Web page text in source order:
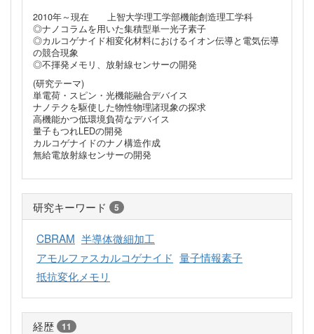
2010年～現在 上智大学理工学部機能創造理工学科
◎ナノコラムを用いた集積型単一光子素子
◎カルコゲナイド相変化材料におけるイオン伝導と電気伝導
の競合現象
◎不揮発メモリ、放射線センサーの開発
(研究テーマ)
単電荷・スピン・光機能融合デバイス
ナノテクを駆使した物性物理諸現象の探求
高機能かつ低環境負荷なデバイス
量子もつれLEDの開発
カルコゲナイドのナノ構造作成
無給電放射線センサーの開発
研究キーワード 5
CBRAM 半導体微細加工
アモルファスカルコゲナイド 量子情報素子
抵抗変化メモリ
経歴 11